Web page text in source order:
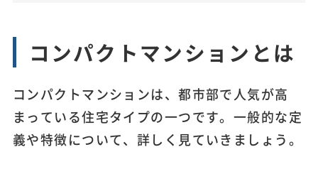
コンパクトマンションとは
コンパクトマンションは、都市部で人気が高
まっている住宅タイプの一つです。一般的な定
義や特徴について、詳しく見ていきましょう。